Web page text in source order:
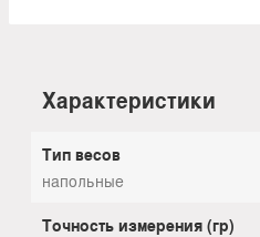
Характеристики
Тип весов
напольные
Точность измерения (гр)